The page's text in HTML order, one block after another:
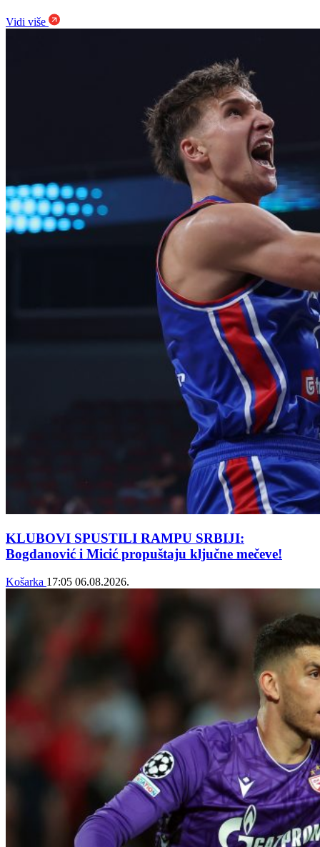
Vidi više
KLUBOVI SPUSTILI RAMPU SRBIJI:
Bogdanović i Micić propuštaju ključne mečeve!
Košarka 17:05 06.08.2026.